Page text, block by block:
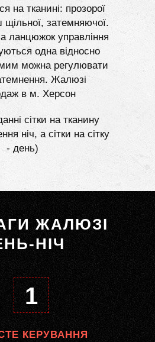
на тканині: прозорої
щільної, затемняючої.
ланцюжок управління
одна відносно
можна регулювати
Жалюзі
в м. Херсон
сітки на тканину
ніч, а сітки на сітку
- день)
ЖАЛЮЗІ
НІЧ
1
КЕРУВАННЯ